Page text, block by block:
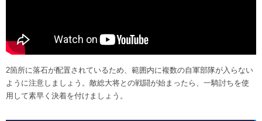
2箇所に落石が配置されているため、範囲内に複数の自軍部隊が入らない
ように注意しましょう。敵総大将との戦闘が始まったら、一騎討ちを使
用して素早く決着を付けましょう。